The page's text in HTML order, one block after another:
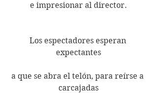
e impresionar al director.
Los espectadores esperan
expectantes
a que se abra el telón, para reírse a
carcajadas